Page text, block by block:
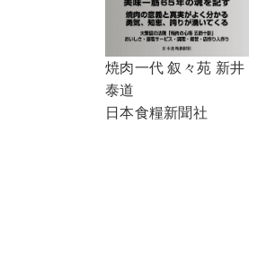
焼肉一代 叙々苑 新井
泰道
日本食糧新聞社